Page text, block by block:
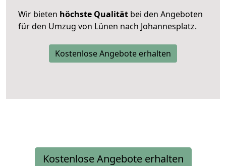
Wir bieten höchste Qualität bei den Angeboten
für den Umzug von Lünen nach Johannesplatz.
Kostenlose Angebote erhalten
Kostenlose Angebote erhalten